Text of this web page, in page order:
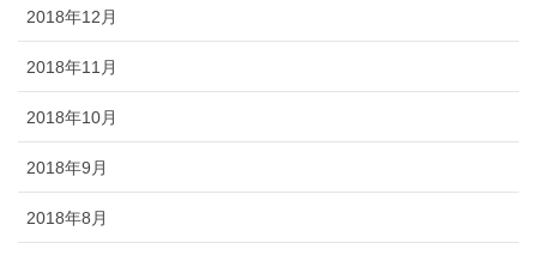
2018年12月
2018年11月
2018年10月
2018年9月
2018年8月